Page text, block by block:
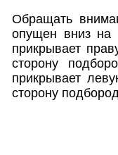
Обращать
опущен вниз на
прикрывает
сторону
прикрывает
сторону